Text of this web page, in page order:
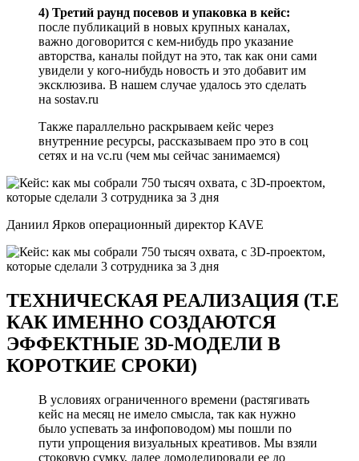
4) Третий раунд посевов и упаковка в кейс:
после публикаций в новых крупных каналах,
важно договорится с кем-нибудь про указание
авторства, каналы пойдут на это, так как они сами
увидели у кого-нибудь новость и это добавит им
эксклюзива. В нашем случае удалось это сделать
на sostav.ru
Также параллельно раскрываем кейс через
внутренние ресурсы, рассказываем про это в соц
сетях и на vc.ru (чем мы сейчас занимаемся)
Даниил Ярков операционный директор KAVE
ТЕХНИЧЕСКАЯ РЕАЛИЗАЦИЯ (Т.Е
КАК ИМЕННО СОЗДАЮТСЯ
ЭФФЕКТНЫЕ 3D-МОДЕЛИ В
КОРОТКИЕ СРОКИ)
В условиях ограниченного времени (растягивать
кейс на месяц не имело смысла, так как нужно
было успевать за инфоповодом) мы пошли по
пути упрощения визуальных креативов. Мы взяли
стоковую сумку, далее домоделировали ее до